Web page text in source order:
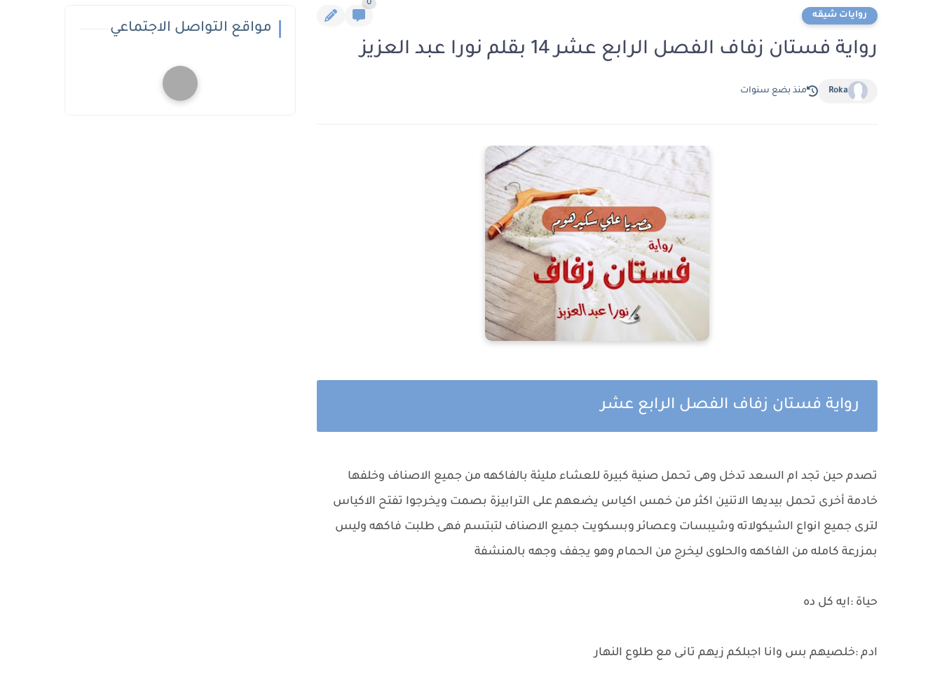
روايات شيقه
0
رواية فستان زفاف الفصل الرابع عشر 14 بقلم نورا عبد العزيز
Roka منذ بضع سنوات
رواية فستان زفاف الفصل الرابع عشر
تصدم حين تجد ام السعد تدخل وهى تحمل صنية كبيرة للعشاء مليئة بالفاكهه من جميع الاصناف وخلفها
خادمة أخرى تحمل بيديها الاتنين اكثر من خمس اكياس يضعهم على الترابيزة بصمت ويخرجوا تفتح الاكياس
لترى جميع انواع الشيكولاته وشيبسات وعصائر وبسكويت جميع الاصناف لتبتسم فهى طلبت فاكهه وليس
بمزرعة كامله من الفاكهه والحلوى ليخرج من الحمام وهو يجفف وجهه بالمنشفة
حياة :ايه كل ده
ادم :خلصيهم بس وانا اجبلكم زيهم تانى مع طلوع النهار
مواقع التواصل الاجتماعي